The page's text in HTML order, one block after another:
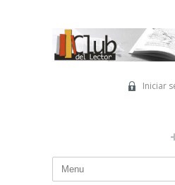
Iniciar